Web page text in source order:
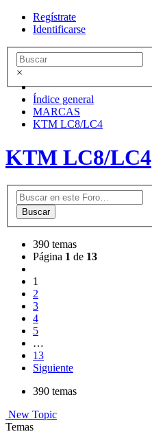
Regístrate
Identificarse
×
Índice general
MARCAS
KTM LC8/LC4
KTM LC8/LC4
Buscar
390 temas
Página 1 de 13
1
2
3
4
5
…
13
Siguiente
390 temas
New Topic
Temas